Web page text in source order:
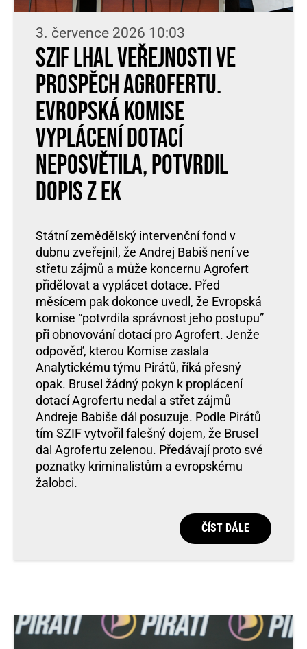
3. července 2026 10:03
SZIF lhal veřejnosti ve
prospěch Agrofertu.
Evropská komise
vyplácení dotací
neposvětila, potvrdil
dopis z EK
Státní zemědělský intervenční fond v
dubnu zveřejnil, že Andrej Babiš není ve
střetu zájmů a může koncernu Agrofert
přidělovat a vyplácet dotace. Před
měsícem pak dokonce uvedl, že Evropská
komise “potvrdila správnost jeho postupu”
při obnovování dotací pro Agrofert. Jenže
odpověď, kterou Komise zaslala
Analytickému týmu Pirátů, říká přesný
opak. Brusel žádný pokyn k proplácení
dotací Agrofertu nedal a střet zájmů
Andreje Babiše dál posuzuje. Podle Pirátů
tím SZIF vytvořil falešný dojem, že Brusel
dal Agrofertu zelenou. Předávají proto své
poznatky kriminalistům a evropskému
žalobci.
ČÍST DÁLE